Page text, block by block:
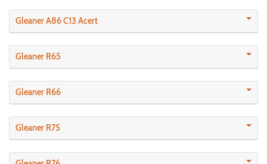
Gleaner A86 C13 Acert
Gleaner R65
Gleaner R66
Gleaner R75